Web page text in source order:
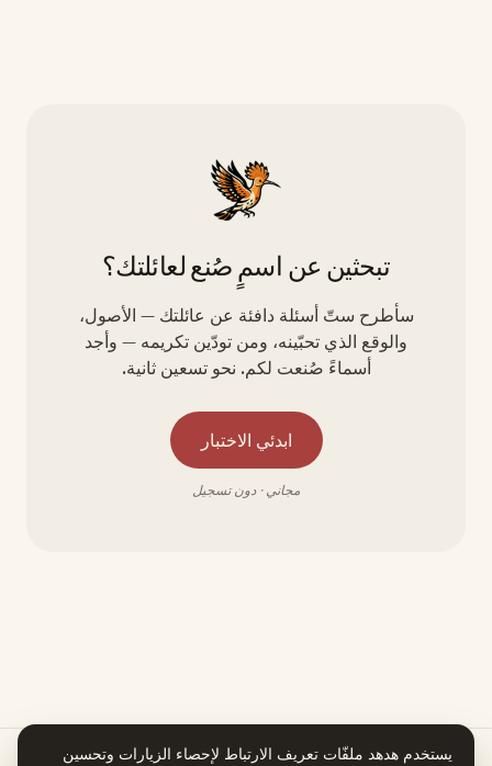
تبحثين عن اسمٍ صُنع لعائلتك؟
سأطرح ستّ أسئلة دافئة عن عائلتك — الأصول،
والوقع الذي تحبّينه، ومن تودّين تكريمه — وأجد
أسماءً صُنعت لكم. نحو تسعين ثانية.
ابدئي الاختبار
مجاني · دون تسجيل
يستخدم هدهد ملفّات تعريف الارتباط لإحصاء الزيارات وتحسين